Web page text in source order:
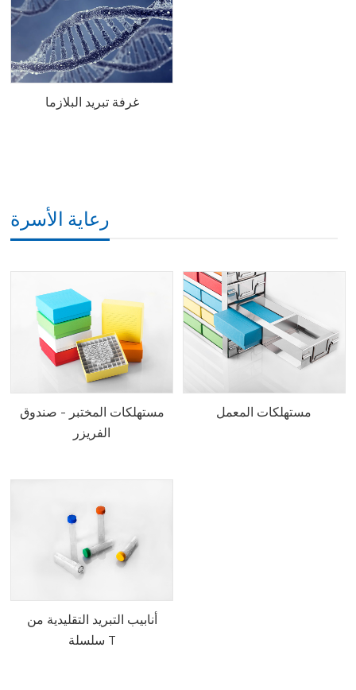
غرفة تبريد البلازما
رعاية الأسرة
مستهلكات المختبر - صندوق
الفريزر
مستهلكات المعمل
أنابيب التبريد التقليدية من
سلسلة T